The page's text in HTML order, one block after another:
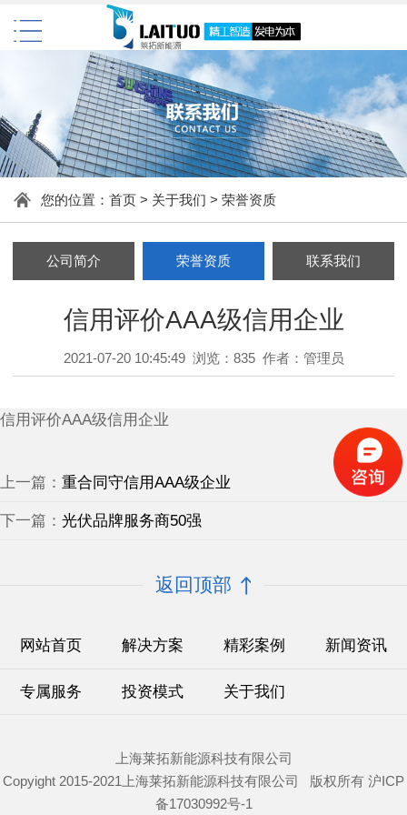
您的位置： 首页> 关于我们 > 荣誉资质
公司简介 荣誉资质 联系我们
信用评价AAA级信用企业
2021-07-20 10:45:49 浏览：835 作者：管理员
信用评价AAA级信用企业
上一篇： 重合同守信用AAA级企业
下一篇： 光伏品牌服务商50强
返回顶部
网站首页 解决方案 精彩案例 新闻资讯
专属服务 投资模式 关于我们
上海莱拓新能源科技有限公司
Copyight 2015-2021上海莱拓新能源科技有限公司 版权所有 沪ICP
备17030992号-1